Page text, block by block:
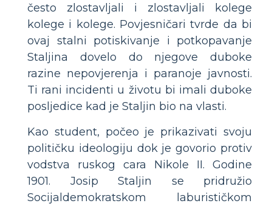
često zlostavljali i zlostavljali kolege
kolege i kolege. Povjesničari tvrde da bi
ovaj stalni potiskivanje i potkopavanje
Staljina dovelo do njegove duboke
razine nepovjerenja i paranoje javnosti.
Ti rani incidenti u životu bi imali duboke
posljedice kad je Staljin bio na vlasti.
Kao student, počeo je prikazivati ​​svoju
političku ideologiju dok je govorio protiv
vodstva ruskog cara Nikole II. Godine
1901. Josip Staljin se pridružio
Socijaldemokratskom laburističkom